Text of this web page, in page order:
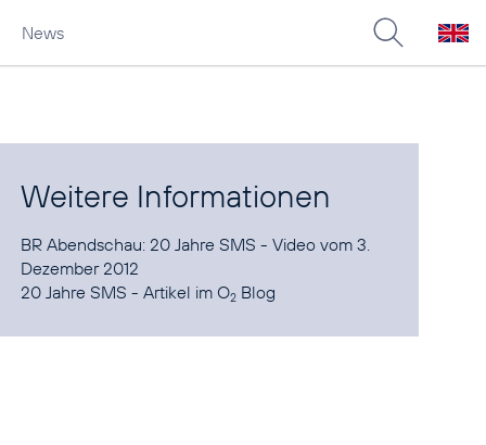
News
Weitere Informationen
BR Abendschau: 20 Jahre SMS - Video vom 3.
20 Jahre SMS - Artikel im O2 Blog